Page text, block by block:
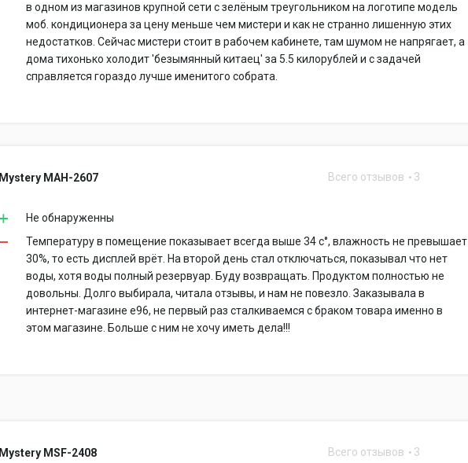
в одном из магазинов крупной сети с зелёным треугольником на логотипе модель
моб. кондиционера за цену меньше чем мистери и как не странно лишенную этих
недостатков. Сейчас мистери стоит в рабочем кабинете, там шумом не напрягает, а
дома тихонько холодит 'безымянный китаец' за 5.5 килорублей и с задачей
справляется гораздо лучше именитого собрата.
Mystery MAH-2607 Всего отзывов 3
Не обнаруженны
Температуру в помещение показывает всегда выше 34 c°, влажность не превышает
30%, то есть дисплей врёт. На второй день стал отключаться, показывал что нет
воды, хотя воды полный резервуар. Буду возвращать. Продуктом полностью не
довольны. Долго выбирала, читала отзывы, и нам не повезло. Заказывала в
интернет-магазине е96, не первый раз сталкиваемся с браком товара именно в
этом магазине. Больше с ним не хочу иметь дела!!!
Mystery MSF-2408 Всего отзывов 3